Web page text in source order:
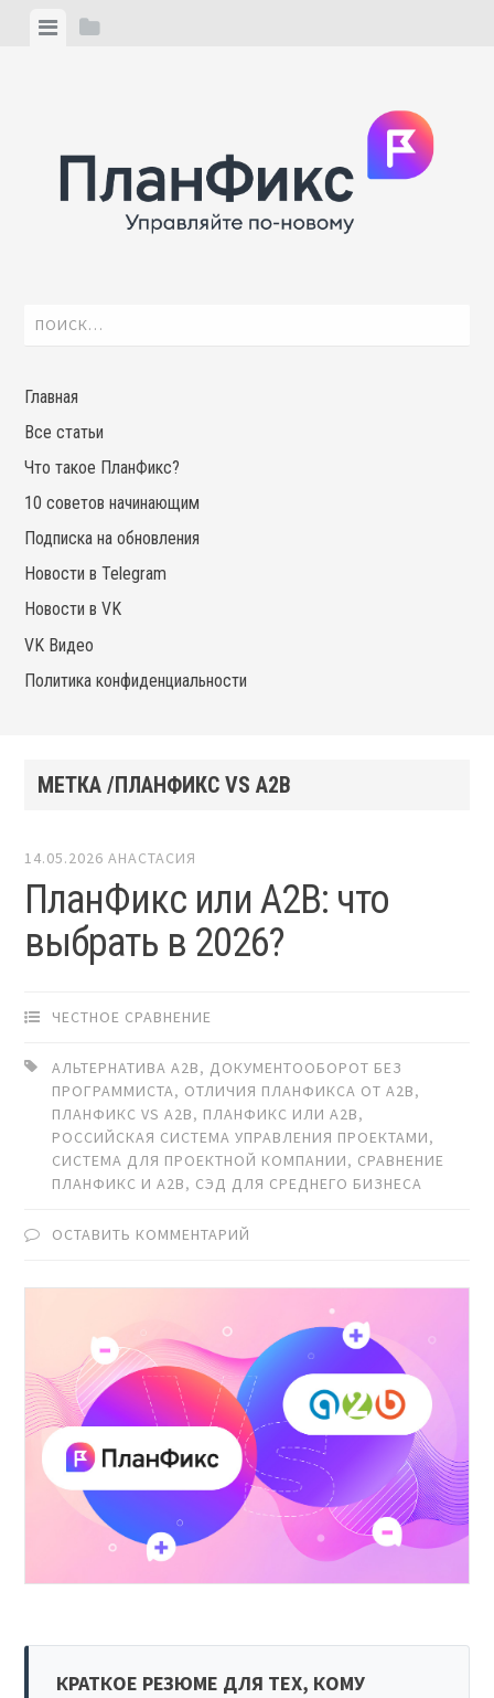
ViewView
Найти:
Главная
Все статьи
Что такое ПланФикс?
10 советов начинающим
Подписка на обновления
Новости в Telegram
Новости в VK
VK Видео
Политика конфиденциальности
МЕТКА /ПЛАНФИКС VS A2B
14.05.2026 АНАСТАСИЯ
ПланФикс или A2B: что
выбрать в 2026?
ЧЕСТНОЕ СРАВНЕНИЕ
АЛЬТЕРНАТИВА A2B, ДОКУМЕНТООБОРОТ БЕЗ
ПРОГРАММИСТА, ОТЛИЧИЯ ПЛАНФИКСА ОТ A2B,
ПЛАНФИКС VS A2B, ПЛАНФИКС ИЛИ A2B,
РОССИЙСКАЯ СИСТЕМА УПРАВЛЕНИЯ ПРОЕКТАМИ,
СИСТЕМА ДЛЯ ПРОЕКТНОЙ КОМПАНИИ, СРАВНЕНИЕ
ПЛАНФИКС И A2B, СЭД ДЛЯ СРЕДНЕГО БИЗНЕСА
ОСТАВИТЬ КОММЕНТАРИЙ
КРАТКОЕ РЕЗЮМЕ ДЛЯ ТЕХ, КОМУ